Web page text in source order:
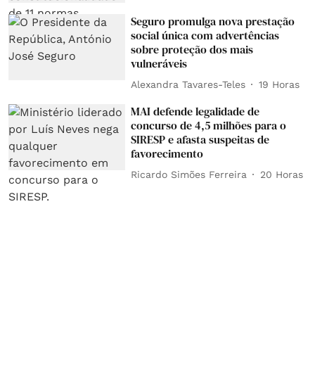
Seguro promulga nova prestação
social única com advertências
sobre proteção dos mais
vulneráveis
Alexandra Tavares-Teles 19 Horas
MAI defende legalidade de
concurso de 4,5 milhões para o
SIRESP e afasta suspeitas de
favorecimento
Ricardo Simões Ferreira 20 Horas